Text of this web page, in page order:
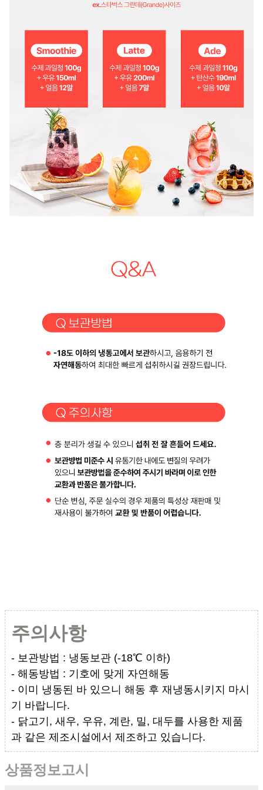
주의사항
- 보관방법 : 냉동보관 (-18℃ 이하)
- 해동방법 : 기호에 맞게 자연해동
- 이미 냉동된 바 있으니 해동 후 재냉동시키지 마시
기 바랍니다.
- 닭고기, 새우, 우유, 계란, 밀, 대두를 사용한 제품
과 같은 제조시설에서 제조하고 있습니다.
상품정보고시